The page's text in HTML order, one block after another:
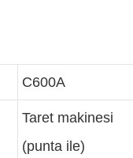
C600A
Taret makinesi
(punta ile)